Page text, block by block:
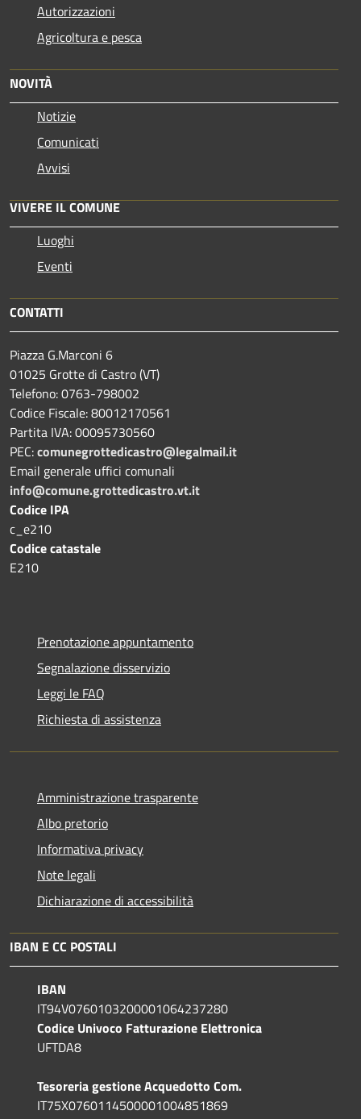
Autorizzazioni
Agricoltura e pesca
NOVITÀ
Notizie
Comunicati
Avvisi
VIVERE IL COMUNE
Luoghi
Eventi
CONTATTI
Piazza G.Marconi 6
01025 Grotte di Castro (VT)
Telefono: 0763-798002
Codice Fiscale: 80012170561
Partita IVA: 00095730560
PEC:comunegrottedicastro@legalmail.it
Email generale uffici comunali
info@comune.grottedicastro.vt.it
Codice IPA
c_e210
Codice catastale
E210
Prenotazione appuntamento
Segnalazione disservizio
Leggi le FAQ
Richiesta di assistenza
Amministrazione trasparente
Albo pretorio
Informativa privacy
Note legali
Dichiarazione di accessibilità
IBAN E CC POSTALI
IBAN
IT94V0760103200001064237280
Codice Univoco Fatturazione Elettronica
UFTDA8
Tesoreria gestione Acquedotto Com.
IT75X0760114500001004851869